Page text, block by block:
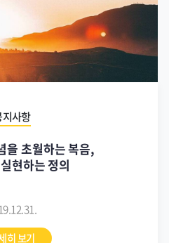
사항
을 초월하는 복음,
현하는 정의
히 보기